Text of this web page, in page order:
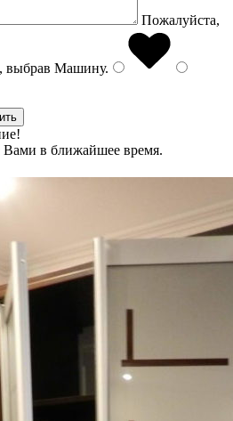
Пожалуйста,
выбрав Машину.
в ближайшее время.